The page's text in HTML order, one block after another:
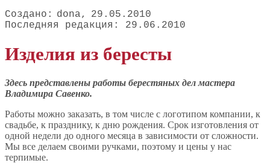
dona
29.05.2010
29.06.2010
Изделия из бересты
Здесь представлены работы берестяных дел мастера
Владимира Савенко.
Работы можно заказать, в том числе с логотипом компании, к
свадьбе, к празднику, к дню рождения. Срок изготовления от
одной недели до одного месяца в зависимости от сложности.
Мы все делаем своими ручками, поэтому и цены у нас
терпимые.